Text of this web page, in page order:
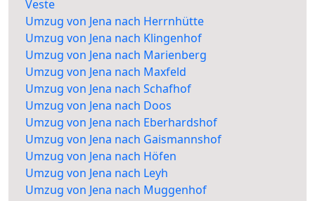
Veste
Umzug von Jena nach Herrnhütte
Umzug von Jena nach Klingenhof
Umzug von Jena nach Marienberg
Umzug von Jena nach Maxfeld
Umzug von Jena nach Schafhof
Umzug von Jena nach Doos
Umzug von Jena nach Eberhardshof
Umzug von Jena nach Gaismannshof
Umzug von Jena nach Höfen
Umzug von Jena nach Leyh
Umzug von Jena nach Muggenhof